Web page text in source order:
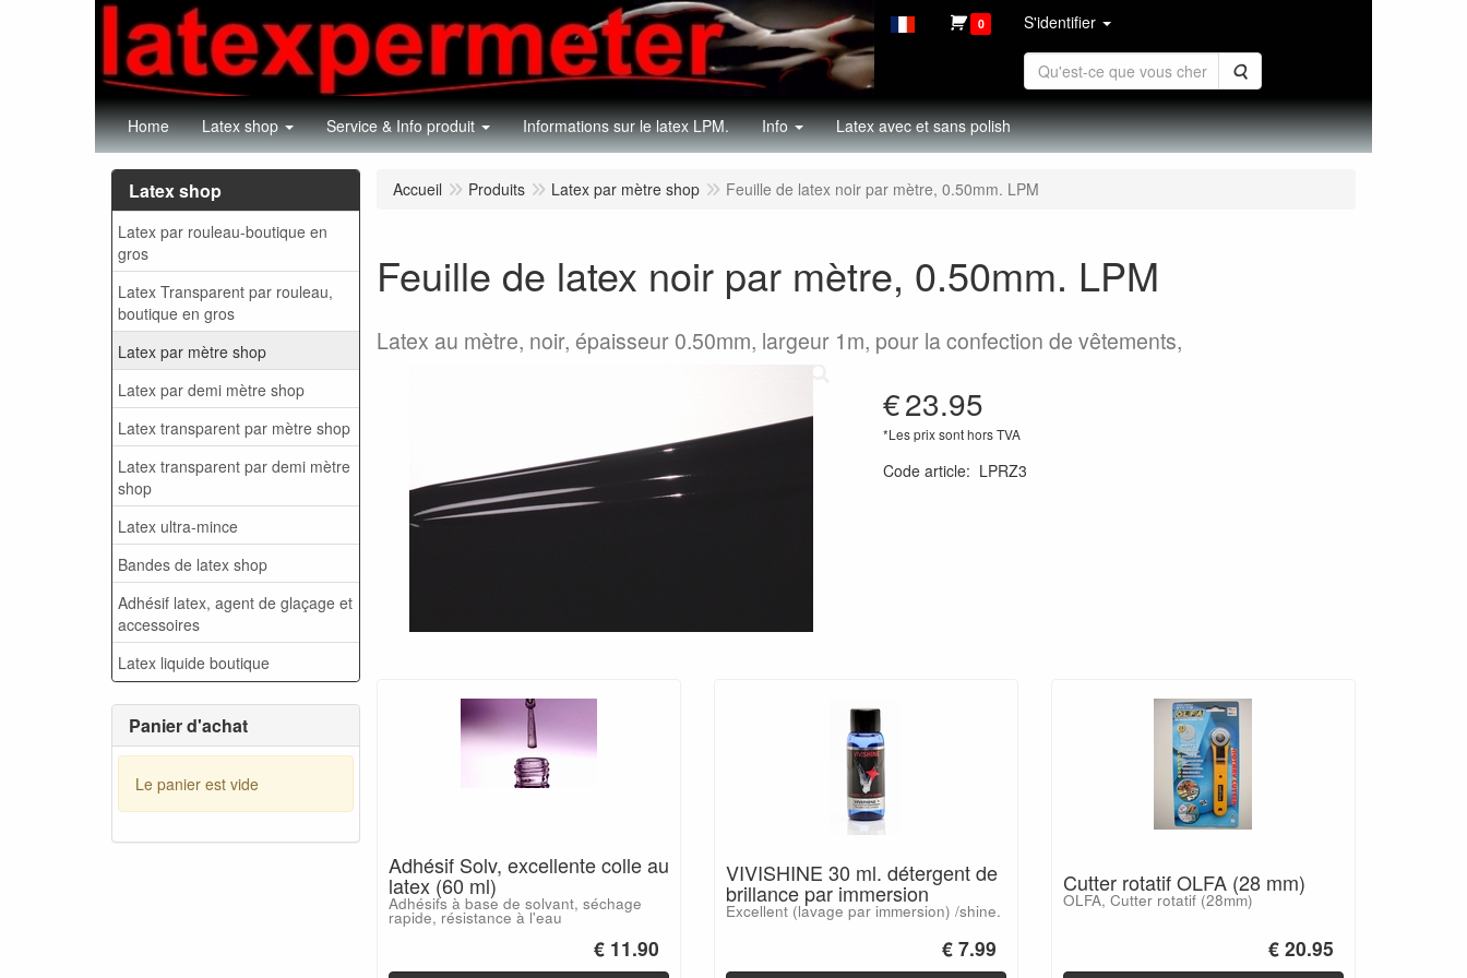
0 S'identifier
Rechercher
Home Latex shop Service & Info produit Informations sur le latex LPM. Info Latex avec et sans polish
Latex shop
Latex par rouleau-boutique en
gros
Latex Transparent par rouleau,
boutique en gros
Latex par mètre shop
Latex par demi mètre shop
Latex transparent par mètre shop
Latex transparent par demi mètre
shop
Latex ultra-mince
Bandes de latex shop
Adhésif latex, agent de glaçage et
accessoires
Latex liquide boutique
Panier d'achat
Le panier est vide
Accueil Produits Latex par mètre shop Feuille de latex noir par mètre, 0.50mm. LPM
Feuille de latex noir par mètre, 0.50mm. LPM
Latex au mètre, noir, épaisseur 0.50mm, largeur 1m, pour la confection de vêtements,
€23.95
*Les prix sont hors TVA
Code article: LPRZ3
Adhésif Solv, excellente colle au
latex (60 ml)
Adhésifs à base de solvant, séchage
rapide, résistance à l'eau
€ 11.90
VIVISHINE 30 ml. détergent de
brillance par immersion
Excellent (lavage par immersion) /shine.
€ 7.99
Cutter rotatif OLFA (28 mm)
OLFA, Cutter rotatif (28mm)
€ 20.95